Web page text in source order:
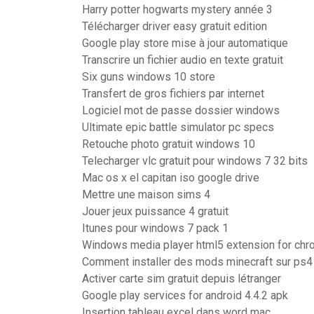
Harry potter hogwarts mystery année 3
Télécharger driver easy gratuit edition
Google play store mise à jour automatique
Transcrire un fichier audio en texte gratuit
Six guns windows 10 store
Transfert de gros fichiers par internet
Logiciel mot de passe dossier windows
Ultimate epic battle simulator pc specs
Retouche photo gratuit windows 10
Telecharger vlc gratuit pour windows 7 32 bits
Mac os x el capitan iso google drive
Mettre une maison sims 4
Jouer jeux puissance 4 gratuit
Itunes pour windows 7 pack 1
Windows media player html5 extension for
Comment installer des mods minecraft sur ps4
Activer carte sim gratuit depuis létranger
Google play services for android 4.4.2 apk